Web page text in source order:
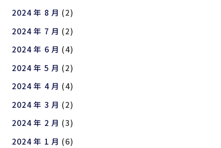
2024 年 8 月 (2)
2024 年 7 月 (2)
2024 年 6 月 (4)
2024 年 5 月 (2)
2024 年 4 月 (4)
2024 年 3 月 (2)
2024 年 2 月 (3)
2024 年 1 月 (6)